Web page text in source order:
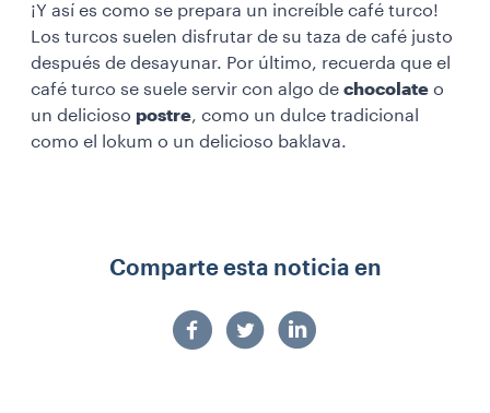
¡Y así es como se prepara un increíble café turco!
Los turcos suelen disfrutar de su taza de café justo
después de desayunar. Por último, recuerda que el
café turco se suele servir con algo de chocolate o
un delicioso postre, como un dulce tradicional
como el lokum o un delicioso baklava.
Comparte esta noticia en